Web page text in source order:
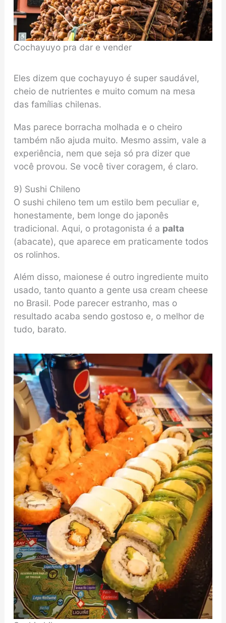
Cochayuyo pra dar e vender
Eles dizem que cochayuyo é super saudável,
cheio de nutrientes e muito comum na mesa
das famílias chilenas.
Mas parece borracha molhada e o cheiro
também não ajuda muito. Mesmo assim, vale a
experiência, nem que seja só pra dizer que
você provou. Se você tiver coragem, é claro.
9) Sushi Chileno
O sushi chileno tem um estilo bem peculiar e,
honestamente, bem longe do japonês
tradicional. Aqui, o protagonista é a palta
(abacate), que aparece em praticamente todos
os rolinhos.
Além disso, maionese é outro ingrediente muito
usado, tanto quanto a gente usa cream cheese
no Brasil. Pode parecer estranho, mas o
resultado acaba sendo gostoso e, o melhor de
tudo, barato.